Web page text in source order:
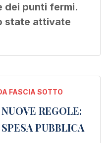
dei punti fermi.
state attivate
FASCIA SOTTO
REGOLE:
PUBBLICA